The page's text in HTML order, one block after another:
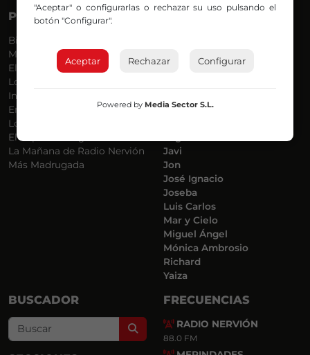
PROGRAMAS
Bilbosport
Más Música
El Madrugador
Lo Más Nuevo
Informativos
En Ruta
Locos por la Música
El Supermadrugador
La Mañana de Radio Nervión
Más Madrugada
Dani
Endika
Javi
Jon
José Ignacio
Joseba
Luis Carlos
Mar y Cielo
Miguel Ángel
Mónica Ambrosio
Richard
Yaiza
BUSCADOR
Search
FRECUENCIAS
RADIO NERVIÓN
88.0 FM
"Aceptar" o configurarlas o rechazar su uso pulsando el
botón "Configurar".
Aceptar Rechazar Configurar
Powered by Media Sector S.L.